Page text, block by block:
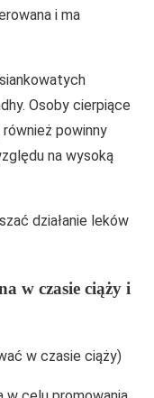
i ma
Osoby cierpiące
powinny
na wysoką
działanie leków
w czasie ciąży i
w czasie ciąży)